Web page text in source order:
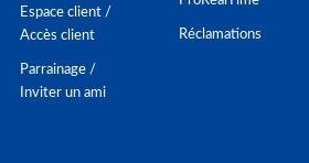
Espace client /
Accès client
Parrainage /
Inviter un ami
Réclamations